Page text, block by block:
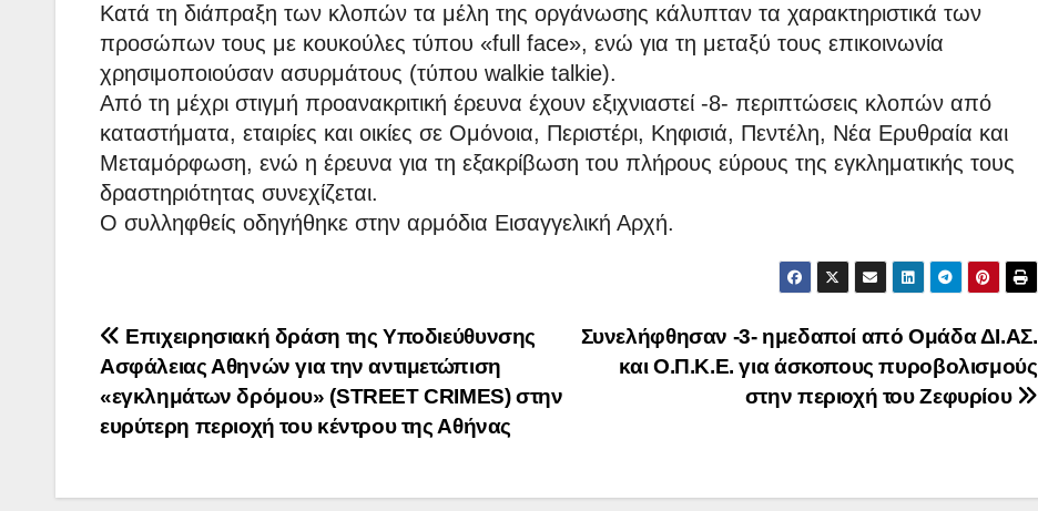
Κατά τη διάπραξη των κλοπών τα μέλη της οργάνωσης κάλυπταν τα χαρακτηριστικά των
προσώπων τους με κουκούλες τύπου «full face», ενώ για τη μεταξύ τους επικοινωνία
χρησιμοποιούσαν ασυρμάτους (τύπου walkie talkie).
Από τη μέχρι στιγμή προανακριτική έρευνα έχουν εξιχνιαστεί -8- περιπτώσεις κλοπών από
καταστήματα, εταιρίες και οικίες σε Ομόνοια, Περιστέρι, Κηφισιά, Πεντέλη, Νέα Ερυθραία και
Μεταμόρφωση, ενώ η έρευνα για τη εξακρίβωση του πλήρους εύρους της εγκληματικής τους
δραστηριότητας συνεχίζεται.
Ο συλληφθείς οδηγήθηκε στην αρμόδια Εισαγγελική Αρχή.
Πλοήγηση
άρθρων
Συνελήφθησαν -3- ημεδαποί από Ομάδα ΔΙ.ΑΣ.
και Ο.Π.Κ.Ε. για άσκοπους πυροβολισμούς
στην περιοχή του Ζεφυρίου
Επιχειρησιακή δράση της Υποδιεύθυνσης
Ασφάλειας Αθηνών για την αντιμετώπιση
«εγκλημάτων δρόμου» (STREET CRIMES) στην
ευρύτερη περιοχή του κέντρου της Αθήνας